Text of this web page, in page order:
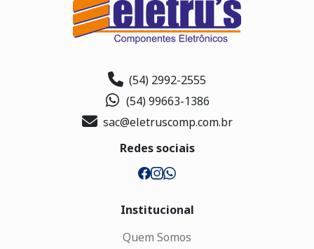
(54) 2992-2555
(54) 99663-1386
sac@eletruscomp.com.br
Redes sociais
Institucional
Quem Somos